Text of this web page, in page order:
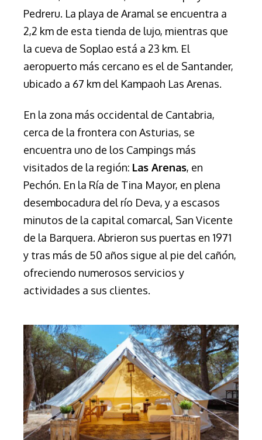
Pedreru. La playa de Aramal se encuentra a
2,2 km de esta tienda de lujo, mientras que
la cueva de Soplao está a 23 km. El
aeropuerto más cercano es el de Santander,
ubicado a 67 km del Kampaoh Las Arenas.
En la zona más occidental de Cantabria,
cerca de la frontera con Asturias, se
encuentra uno de los Campings más
visitados de la región: Las Arenas, en
Pechón. En la Ría de Tina Mayor, en plena
desembocadura del río Deva, y a escasos
minutos de la capital comarcal, San Vicente
de la Barquera. Abrieron sus puertas en 1971
y tras más de 50 años sigue al pie del cañón,
ofreciendo numerosos servicios y
actividades a sus clientes.